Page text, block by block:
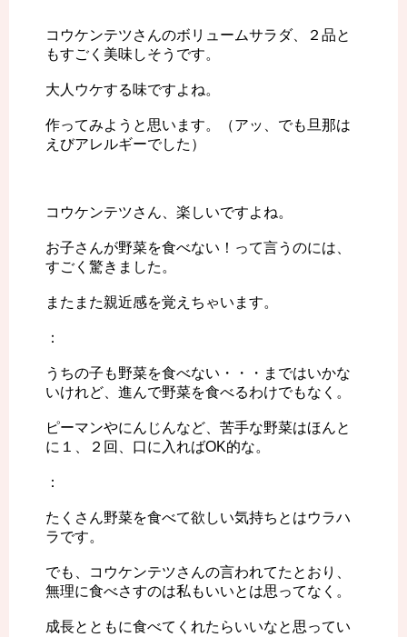
コウケンテツさんのボリュームサラダ、２品と
もすごく美味しそうです。
大人ウケする味ですよね。
作ってみようと思います。（アッ、でも旦那は
えびアレルギーでした）
コウケンテツさん、楽しいですよね。
お子さんが野菜を食べない！って言うのには、
すごく驚きました。
またまた親近感を覚えちゃいます。
：
うちの子も野菜を食べない・・・まではいかな
いけれど、進んで野菜を食べるわけでもなく。
ピーマンやにんじんなど、苦手な野菜はほんと
に１、２回、口に入ればOK的な。
：
たくさん野菜を食べて欲しい気持ちとはウラハ
ラです。
でも、コウケンテツさんの言われてたとおり、
無理に食べさすのは私もいいとは思ってなく。
成長とともに食べてくれたらいいなと思ってい